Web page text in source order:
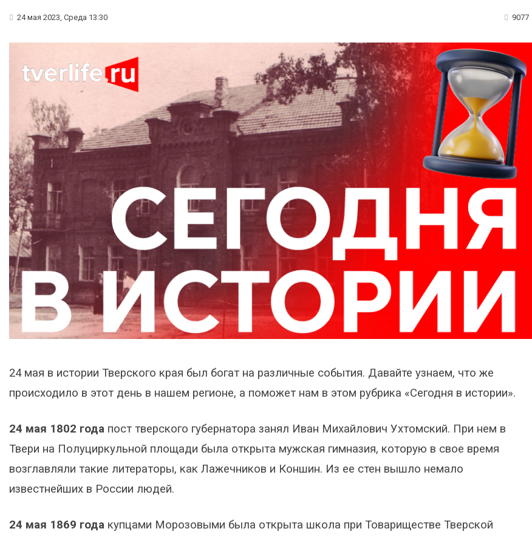
24 мая 2023, Среда 13:30 9077
24 мая в истории Тверского края был богат на различные события. Давайте узнаем, что же
происходило в этот день в нашем регионе, а поможет нам в этом рубрика «Сегодня в истории».
24 мая 1802 года пост тверского губернатора занял Иван Михайлович Ухтомский. При нем в
Твери на Полуциркульной площади была открыта мужская гимназия, которую в свое время
возглавляли такие литераторы, как Лажечников и Коншин. Из ее стен вышло немало
известнейших в России людей.
24 мая 1869 года купцами Морозовыми была открыта школа при Товариществе Тверской